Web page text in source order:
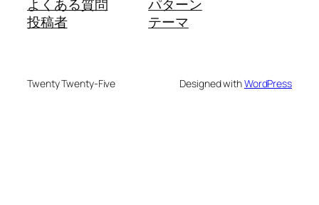
よくある質問
投稿者
パターン
テーマ
Twenty Twenty-Five Designed withWordPress